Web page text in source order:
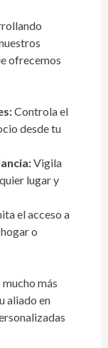
ofrecemos
Controla el
desde tu
Vigila
lugar y
el acceso a
o
mucho más
aliado en